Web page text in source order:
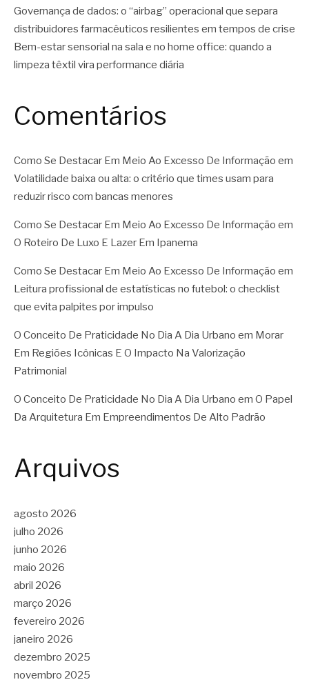
Governança de dados: o “airbag” operacional que separa
distribuidores farmacêuticos resilientes em tempos de crise
Bem-estar sensorial na sala e no home office: quando a
limpeza têxtil vira performance diária
Comentários
Como Se Destacar Em Meio Ao Excesso De Informação em
Volatilidade baixa ou alta: o critério que times usam para
reduzir risco com bancas menores
Como Se Destacar Em Meio Ao Excesso De Informação em
O Roteiro De Luxo E Lazer Em Ipanema
Como Se Destacar Em Meio Ao Excesso De Informação em
Leitura profissional de estatísticas no futebol: o checklist
que evita palpites por impulso
O Conceito De Praticidade No Dia A Dia Urbano em Morar
Em Regiões Icônicas E O Impacto Na Valorização
Patrimonial
O Conceito De Praticidade No Dia A Dia Urbano em O Papel
Da Arquitetura Em Empreendimentos De Alto Padrão
Arquivos
agosto 2026
julho 2026
junho 2026
maio 2026
abril 2026
março 2026
fevereiro 2026
janeiro 2026
dezembro 2025
novembro 2025